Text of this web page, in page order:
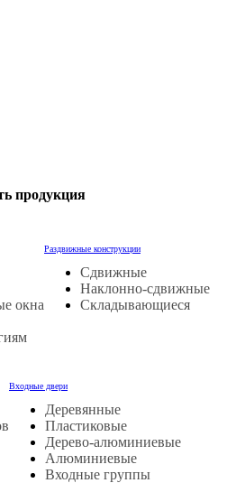
продукция
окна
Раздвижные конструкции
Сдвижные
Наклонно-сдвижные
Складывающиеся
Входные двери
Деревянные
Пластиковые
Дерево-алюминиевые
Алюминиевые
Входные группы